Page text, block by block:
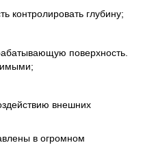
контролировать глубину;
поверхность.
внешних
в огромном